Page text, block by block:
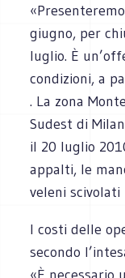
giugno, per
luglio. È
condizioni, a
. La zona
Sudest di
il 20 luglio
appalti, le
veleni
I costi delle
secondo